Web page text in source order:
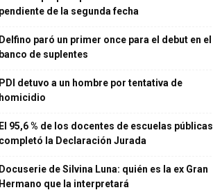
de la segunda fecha
paró un primer once para el debut en el
de suplentes
detuvo a un hombre por tentativa de
95,6 % de los docentes de escuelas públicas
la Declaración Jurada
de Silvina Luna: quién es la ex Gran
que la interpretará